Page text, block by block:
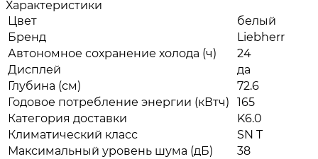
Характеристики
Цвет
белый
Бренд
Liebherr
Автономное сохранение холода (ч)
24
Дисплей
да
Глубина (см)
72.6
Годовое потребление энергии (кВтч)
165
Категория доставки
K6.0
Климатический класс
SN T
Максимальный уровень шума (дБ)
38